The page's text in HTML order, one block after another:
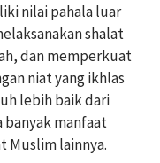
nilai pahala luar
shalat
dan memperkuat
niat yang ikhlas
lebih baik dari
banyak manfaat
Muslim lainnya.